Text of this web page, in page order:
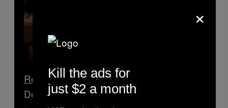
Read Next
Désolé mais le café ne permet pas de
×
Kill the ads for
just $2 a month